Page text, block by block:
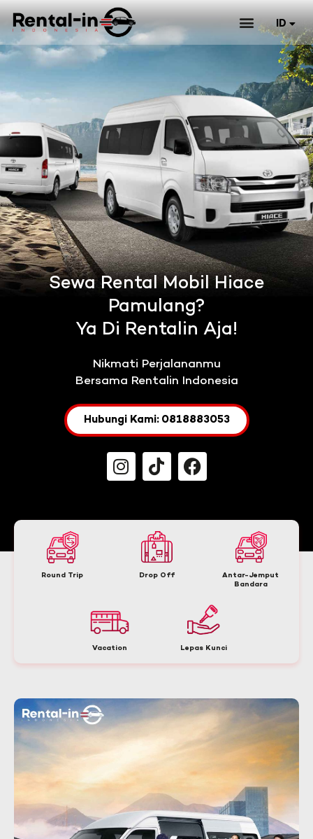
ID
EN
Sewa Rental Mobil Hiace
Pamulang?
Ya Di Rentalin Aja!
Nikmati Perjalananmu
Bersama Rentalin Indonesia
Hubungi Kami: 0818883053
Round Trip Drop Off
Antar-Jemput
Bandara
Vacation Lepas Kunci